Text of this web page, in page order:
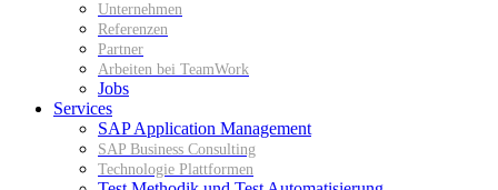
Unternehmen
Referenzen
Partner
Arbeiten bei TeamWork
Jobs
Services
SAP Application Management
SAP Business Consulting
Technologie Plattformen